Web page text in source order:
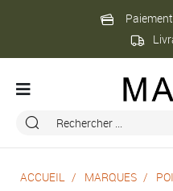
ACCUEIL MARQUES